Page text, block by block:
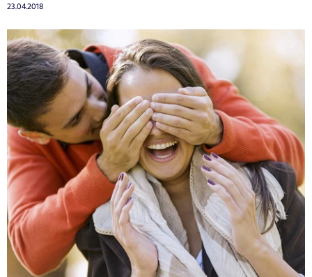
23.04.2018